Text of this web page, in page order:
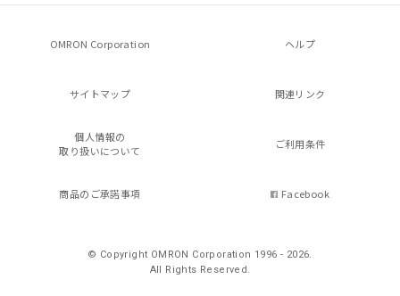
OMRON Corporation ヘルプ
サイトマップ 関連リンク
個人情報の
取り扱いについて
ご利用条件
商品のご承諾事項 Facebook
© Copyright OMRON Corporation 1996 - 2026.
All Rights Reserved.